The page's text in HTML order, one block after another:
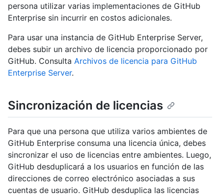
persona utilizar varias implementaciones de GitHub
Enterprise sin incurrir en costos adicionales.
Para usar una instancia de GitHub Enterprise Server,
debes subir un archivo de licencia proporcionado por
GitHub. Consulta Archivos de licencia para GitHub
Enterprise Server.
Sincronización de licencias
Para que una persona que utiliza varios ambientes de
GitHub Enterprise consuma una licencia única, debes
sincronizar el uso de licencias entre ambientes. Luego,
GitHub desduplicará a los usuarios en función de las
direcciones de correo electrónico asociadas a sus
cuentas de usuario. GitHub desduplica las licencias